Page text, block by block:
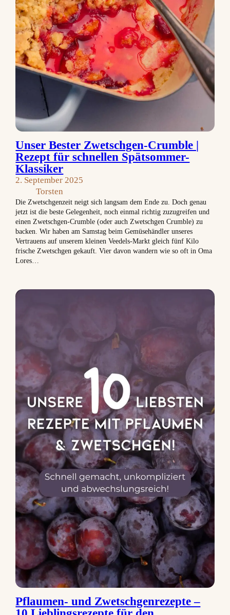
Unser Bester Zwetschgen-Crumble |
Rezept für schnellen Spätsommer-
Klassiker
2. September 2025
Torsten
Die Zwetschgenzeit neigt sich langsam dem Ende zu. Doch genau
jetzt ist die beste Gelegenheit, noch einmal richtig zuzugreifen und
einen Zwetschgen-Crumble (oder auch Zwetschgen Crumble) zu
backen. Wir haben am Samstag beim Gemüsehändler unseres
Vertrauens auf unserem kleinen Veedels-Markt gleich fünf Kilo
frische Zwetschgen gekauft. Vier davon wandern wie so oft in Oma
Lores…
Pflaumen‑ und Zwetschgenrezepte –